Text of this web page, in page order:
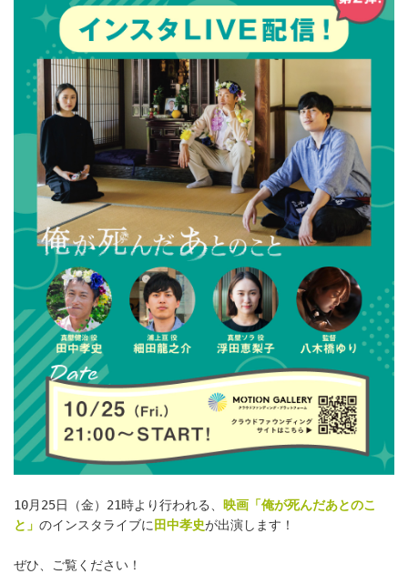
10月25日（金）21時より行われる、 映画「俺が死んだあとのこ
と」 のインスタライブに田中孝史が出演します！
ぜひ、ご覧ください！